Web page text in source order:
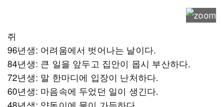
쥐
96년생: 어려움에서 벗어나는 날이다.
84년생: 큰 일을 앞두고 집안이 몹시 부산하다.
72년생: 말 한마디에 입장이 난처하다.
60년생: 마음속에 두었던 일이 생긴다.